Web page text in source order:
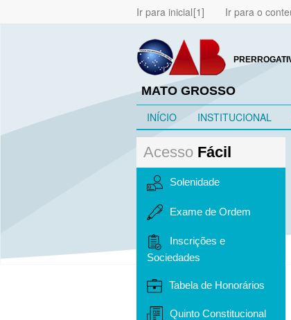
Ir para inicial Ir para o
MATO GROSSO
INÍCIO INSTITUCIONAL
Acesso Fácil
Solenidade
Exame de Ordem
Inscrições e
Sociedades
Tabela de Honorários
Quinto Constitucional